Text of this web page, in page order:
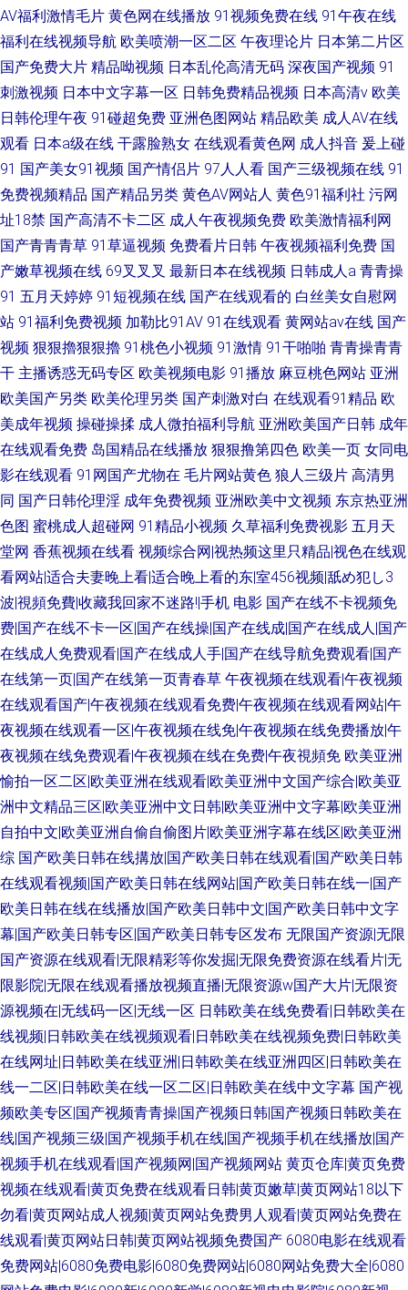
AV福利激情毛片 黄色网在线播放 91视频免费在线 91午夜在线
福利在线视频导航 欧美喷潮一区二区 午夜理论片 日本第二片区
国产免费大片 精品呦视频 日本乱伦高清无码 深夜国产视频 91
刺激视频 日本中文字幕一区 日韩免费精品视频 日本高清v 欧美
日韩伦理午夜 91碰超免费 亚洲色图网站 精品欧美 成人AV在线
观看 日本a级在线 干露脸熟女 在线观看黄色网 成人抖音 爰上碰
91 国产美女91视频 国产情侣片 97人人看 国产三级视频在线 91
免费视频精品 国产精品另类 黄色AV网站人 黄色91福利社 污网
址18禁 国产高清不卡二区 成人午夜视频免费 欧美激情福利网
国产青青青草 91草逼视频 免费看片日韩 午夜视频福利免费 国
产嫩草视频在线 69叉叉叉 最新日本在线视频 日韩成人a 青青操
91 五月天婷婷 91短视频在线 国产在线观看的 白丝美女自慰网
站 91福利免费视频 加勒比91AV 91在线观看 黄网站av在线 国产
视频 狠狠擼狠狠擼 91桃色小视频 91激情 91干啪啪 青青操青青
干 主播诱惑无码专区 欧美视频电影 91播放 麻豆桃色网站 亚洲
欧美国产另类 欧美伦理另类 国产刺激对白 在线观看91精品 欧
美成年视频 操碰操揉 成人微拍福利导航 亚洲欧美国产日韩 成年
在线观看免费 岛国精品在线播放 狠狠撸第四色 欧美一页 女同电
影在线观看 91网国产尤物在 毛片网站黄色 狼人三级片 高清男
同 国产日韩伦理淫 成年免费视频 亚洲欧美中文视频 东京热亚洲
色图 蜜桃成人超碰网 91精品小视频 久草福利免费视影 五月天
堂网 香蕉视频在线看 视频综合网|视热频这里只精品|视色在线观
看网站|适合夫妻晚上看|适合晚上看的东|室456视频|舐め犯し3
波|視頻免費|收藏我回家不迷路!|手机 电影 国产在线不卡视频免
费|国产在线不卡一区|国产在线操|国产在线成|国产在线成人|国产
在线成人免费观看|国产在线成人手|国产在线导航免费观看|国产
在线第一页|国产在线第一页青春草 午夜视频在线观看|午夜视频
在线观看国产|午夜视频在线观看免费|午夜视频在线观看网站|午
夜视频在线观看一区|午夜视频在线免|午夜视频在线免费播放|午
夜视频在线免费观看|午夜视频在线在免费|午夜視頻免 欧美亚洲
愉拍一区二区|欧美亚洲在线观看|欧美亚洲中文国产综合|欧美亚
洲中文精品三区|欧美亚洲中文日韩|欧美亚洲中文字幕|欧美亚洲
自拍中文|欧美亚洲自偷自偷图片|欧美亚洲字幕在线区|欧美亚洲
综 国产欧美日韩在线搆放|国产欧美日韩在线观看|国产欧美日韩
在线观看视频|国产欧美日韩在线网站|国产欧美日韩在线一|国产
欧美日韩在线在线播放|国产欧美日韩中文|国产欧美日韩中文字
幕|国产欧美日韩专区|国产欧美日韩专区发布 无限国产资源|无限
国产资源在线观看|无限精彩等你发掘|无限免费资源在线看片|无
限影院|无限在线观看播放视频直播|无限资源w国产大片|无限资
源视频在|无线码一区|无线一区 日韩欧美在线免费看|日韩欧美在
线视频|日韩欧美在线视频观看|日韩欧美在线视频免费|日韩欧美
在线网址|日韩欧美在线亚洲|日韩欧美在线亚洲四区|日韩欧美在
线一二区|日韩欧美在线一区二区|日韩欧美在线中文字幕 国产视
频欧美专区|国产视频青青操|国产视频日韩|国产视频日韩欧美在
线|国产视频三级|国产视频手机在线|国产视频手机在线播放|国产
视频手机在线观看|国产视频网|国产视频网站 黄页仓库|黄页免费
视频在线观看|黄页免费在线观看日韩|黄页嫩草|黄页网站18以下
勿看|黄页网站成人视频|黄页网站免费男人观看|黄页网站免费在
线观看|黄页网站日韩|黄页网站视频免费国产 6080电影在线观看
免费网站|6080免费电影|6080免费网站|6080网站免费大全|6080